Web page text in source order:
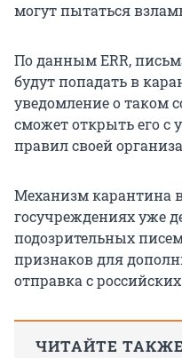
могут пытаться
По данным ERR,
будут попадать в
уведомление о таком
сможет открыть его с
правил своей
Механизм карантина
госучреждениях уже
подозрительных
признаков для
отправка с
ЧИТАЙТЕ ТАКЖЕ